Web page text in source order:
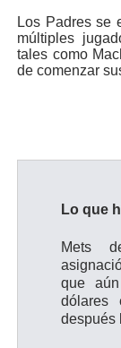
Los Padres se
múltiples
tales como
de comenzar
Lo que
Mets
que
dólares
después